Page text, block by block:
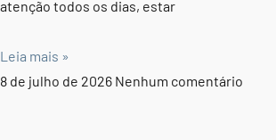
atenção todos os dias, estar
Leia mais »
8 de julho de 2026 Nenhum comentário